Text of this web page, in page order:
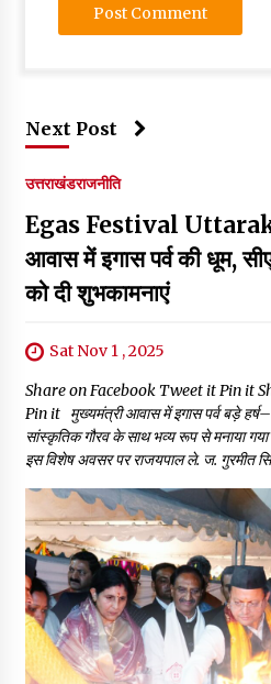
Next Post
उत्तराखंडराजनीति
Egas Festival
आवास में इगास पर्व की धूम,
को दी शुभकामनाएं
Sat Nov 1 , 2025
Share on Facebook Tweet it Pin it
Pin it मुख्यमंत्री आवास में इगास पर्व बड़े
सांस्कृतिक गौरव के साथ भव्य रूप से मनाया
इस विशेष अवसर पर राजयपाल ले. ज. गुरमीत